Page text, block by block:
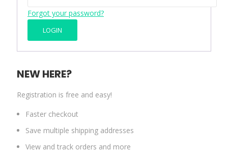
Forgot your password?
NEW HERE?
Registration is free and easy!
Faster checkout
Save multiple shipping addresses
View and track orders and more